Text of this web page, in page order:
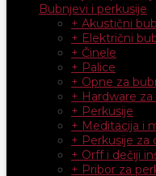
Bubnjevi i perkusije
+ Akustični
+ Električni
+ Činele
+ Palice
+ Opne za
+ Hardware
+ Perkusije
+ Meditacija i
+ Perkusije za
+ Orff i dečiji
+ Pribor za